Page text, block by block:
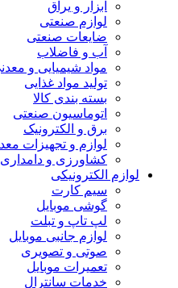
ابزار و یراق
لوازم صنعتی
ضایعات صنعتی
آب و فاضلاب
مواد شیمیایی و
تولید مواد غذایی
بسته بندی کالا
اتوماسیون صنعتی
برق و الکترونیک
لوازم و تجهیزات
کشاورزی و دامداری
لوازم الکترونیکی
سیم کارت
گوشی موبایل
لپ تاپ و تبلت
لوازم جانبی موبایل
صوتی و تصویری
تعمیرات موبایل
خدمات سانترال